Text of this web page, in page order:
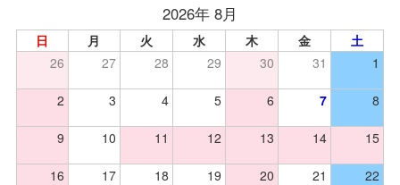
2026年 8月
日 月 火 水 木 金
土
26
27 28 29 30 31 1
2 3 4 5 6 7 8
9 10 11 12 13 14 15
16 17 18 19 20 21 22